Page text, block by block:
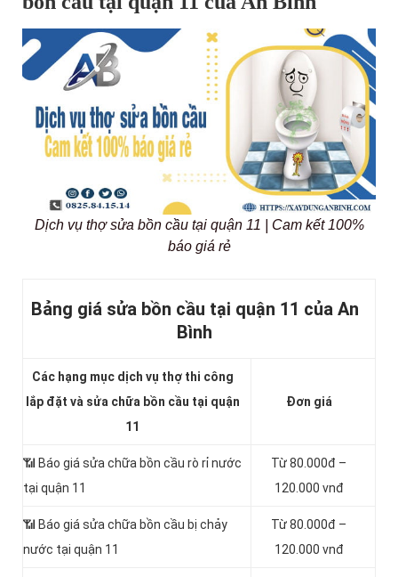
Dịch vụ thợ sửa bồn cầu tại quận 11 | Cam kết 100%
báo giá rẻ
Bảng giá sửa bồn cầu tại quận 11 của An
Bình
Các hạng mục dịch vụ thợ thi công
lắp đặt và sửa chữa bồn cầu tại quận
11
Đơn giá
📶 Báo giá sửa chữa bồn cầu rò rỉ nước
tại quận 11
Từ 80.000đ –
120.000 vnđ
📶 Báo giá sửa chữa bồn cầu bị chảy
nước tại quận 11
Từ 80.000đ –
120.000 vnđ